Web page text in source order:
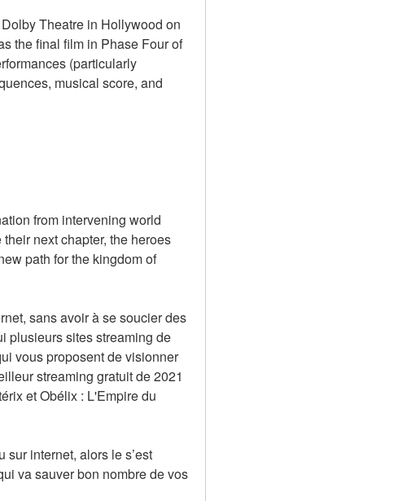
Theatre in Hollywood on
the final film in Phase Four of
(particularly
musical score, and
from intervening world
next chapter, the heroes
path for the kingdom of
sans avoir à se soucier des
plusieurs sites streaming de
vous proposent de visionner
streaming gratuit de 2021
et Obélix : L'Empire du
internet, alors le s’est
va sauver bon nombre de vos